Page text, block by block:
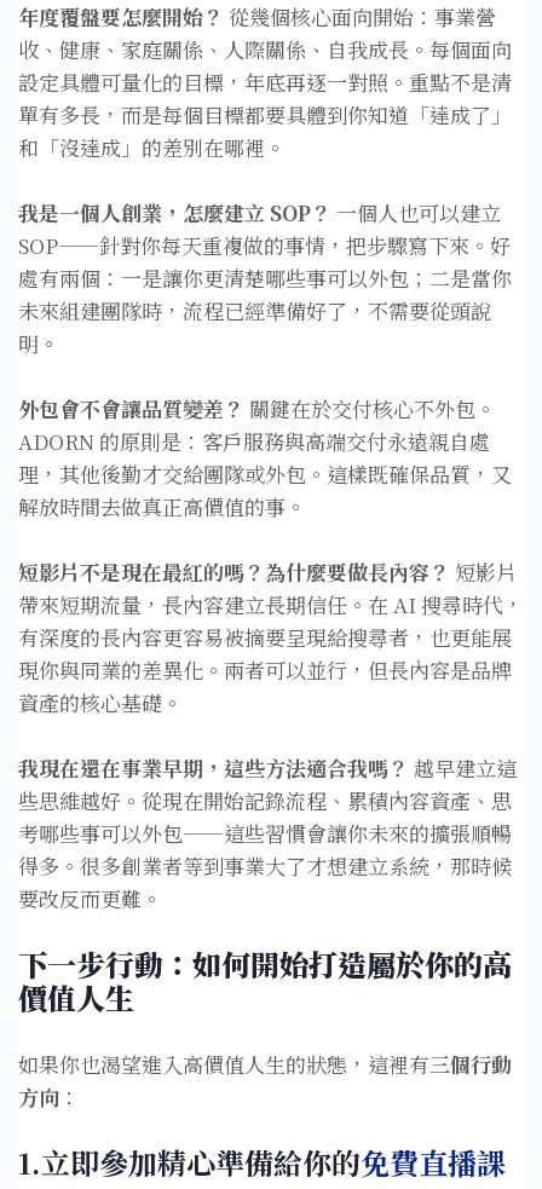
年度覆盤要怎麼開始？ 從幾個核心面向開始：事業營
收、健康、家庭關係、人際關係、自我成長。每個面向
設定具體可量化的目標，年底再逐一對照。重點不是清
單有多長，而是每個目標都要具體到你知道「達成了」
和「沒達成」的差別在哪裡。
我是一個人創業，怎麼建立 SOP？ 一個人也可以建立
SOP——針對你每天重複做的事情，把步驟寫下來。好
處有兩個：一是讓你更清楚哪些事可以外包；二是當你
未來組建團隊時，流程已經準備好了，不需要從頭說
明。
外包會不會讓品質變差？ 關鍵在於交付核心不外包。
ADORN 的原則是：客戶服務與高端交付永遠親自處
理，其他後勤才交給團隊或外包。這樣既確保品質，又
解放時間去做真正高價值的事。
短影片不是現在最紅的嗎？為什麼要做長內容？ 短影片
帶來短期流量，長內容建立長期信任。在 AI 搜尋時代，
有深度的長內容更容易被摘要呈現給搜尋者，也更能展
現你與同業的差異化。兩者可以並行，但長內容是品牌
資產的核心基礎。
我現在還在事業早期，這些方法適合我嗎？ 越早建立這
些思維越好。從現在開始記錄流程、累積內容資產、思
考哪些事可以外包——這些習慣會讓你未來的擴張順暢
得多。很多創業者等到事業大了才想建立系統，那時候
要改反而更難。
下一步行動：如何開始打造屬於你的高
價值人生
如果你也渴望進入高價值人生的狀態，這裡有三個行動
方向 ：
1.立即參加精心準備給你的免費直播課